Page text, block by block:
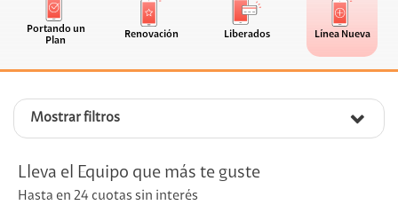
Portando un
Plan
Renovación Liberados Línea Nueva
Mostrar filtros
Lleva el Equipo que más te guste
Hasta en 24 cuotas sin interés